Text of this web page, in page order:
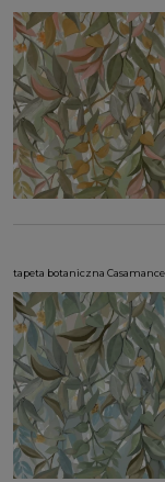
tapeta botaniczna Casamance